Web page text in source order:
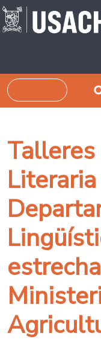
Passar para o
Pesquisar